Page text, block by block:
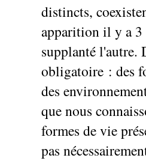
distincts,
apparition il y a 3
supplanté l'autre.
obligatoire : des
des
que nous
formes de vie
pas